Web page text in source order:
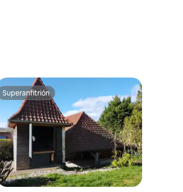
Superanfitrión
Superanfitrión